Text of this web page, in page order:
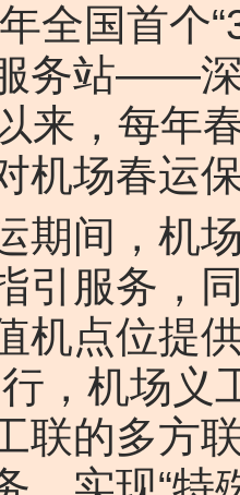
国首个
务站——深
来，每年
机场春运
间，机场
引服务，
机点位提
，机场义
联的多方